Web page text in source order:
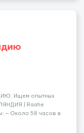
Ищем опытных
| Raahe
— Около 58 часов в